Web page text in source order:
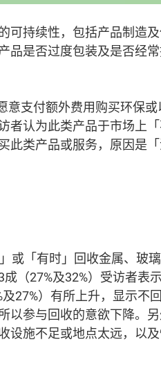
可持续性，包括产品制造
品是否过度包装及是否经
意支付额外费用购买环保
者认为此类产品于市场上
此类产品或服务，原因是
或「有时」回收金属、玻
（27%及32%）受访者表
27%）有所上升，显示不
以参与回收的意欲下降。
设施不足或地点太远，以